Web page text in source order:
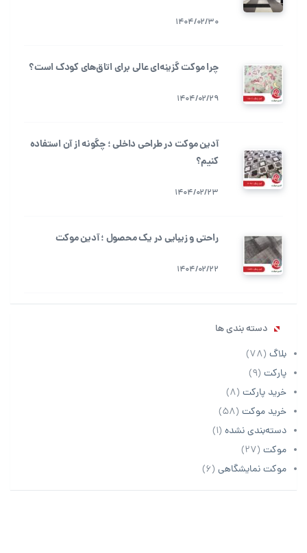
1404/02/30
چرا موکت گزینه‌ای عالی برای اتاق‌های کودک است؟
1404/02/29
آدین موکت در طراحی داخلی ؛ چگونه از آن استفاده
کنیم؟
1404/02/23
راحتی و زیبایی در یک محصول ؛ آدین موکت
1404/02/22
دسته بندی ها
بلاگ (78)
پارکت (9)
خرید پارکت (8)
خرید موکت (58)
دسته‌بندی نشده (1)
موکت (27)
موکت نمایشگاهی (6)